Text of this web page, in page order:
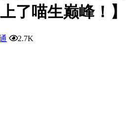
了喵生巅峰！】
2.7K